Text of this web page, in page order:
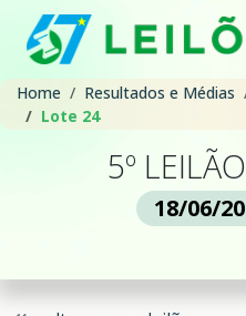
Home Resultados e Médias
Lote 24
5º
18/06/